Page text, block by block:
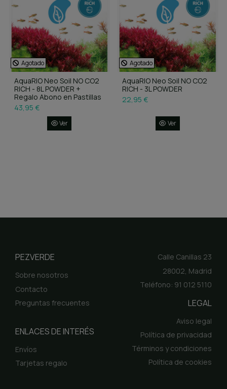
Agotado
AquaRIO Neo Soil NO CO2
RICH - 8L POWDER +
Regalo Abono en Pastillas
43,95 €
Ver
Agotado
AquaRIO Neo Soil NO CO2
RICH - 3L POWDER
22,95 €
Ver
PEZVERDE
Sobre nosotros
Contacto
Preguntas frecuentes
ENLACES DE INTERÉS
Envíos
Tarjetas regalo
Calle Canillas 23
28002, Madrid
Teléfono: 91 012 5110
LEGAL
Aviso legal
Política de privacidad
Términos y condiciones
Política de cookies